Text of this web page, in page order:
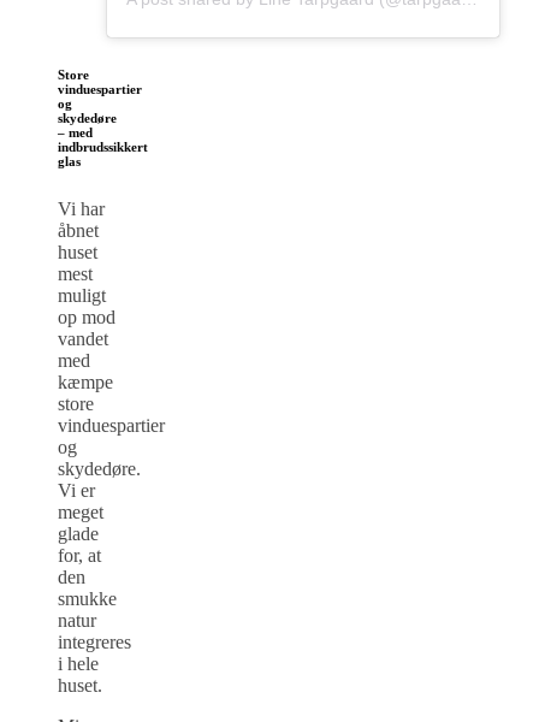
Store
vinduespartier
og
skydedøre
– med
indbrudssikkert
glas
Vi har
åbnet
huset
mest
muligt
op mod
vandet
med
kæmpe
store
vinduespartier
og
skydedøre.
Vi er
meget
glade
for, at
den
smukke
natur
integreres
i hele
huset.